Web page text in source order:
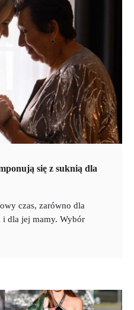
się z suknią dla
czas, zarówno dla
i dla jej mamy. Wybór